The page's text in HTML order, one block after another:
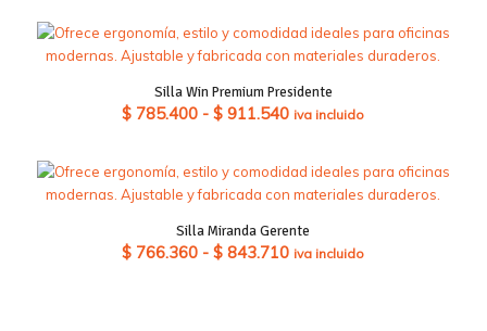
Silla Win Premium Presidente
$ 785.400 - $ 911.540Rango
precios:
desde
hasta
iva incluido
Silla Miranda Gerente
$ 766.360 - $ 843.710Rango
iva incluido